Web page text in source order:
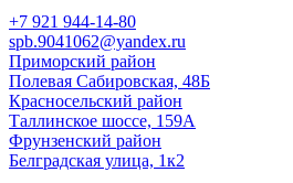
+7 921 944-14-80
spb.9041062@yandex.ru
Приморский район
Полевая Сабировская, 48Б
Красносельский район
Таллинское шоссе, 159А
Фрунзенский район
Белградская улица, 1к2